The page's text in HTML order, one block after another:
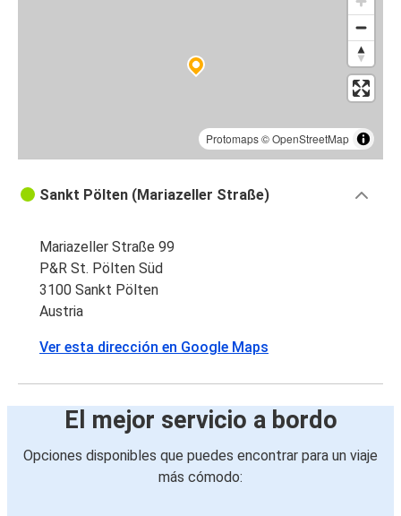
Protomaps©OpenStreetMap
Sankt Pölten (Mariazeller Straße)
Mariazeller Straße 99
P&R St. Pölten Süd
3100 Sankt Pölten
Austria
Ver esta dirección en Google Maps
El mejor servicio a bordo
Opciones disponibles que puedes encontrar para un viaje
más cómodo: